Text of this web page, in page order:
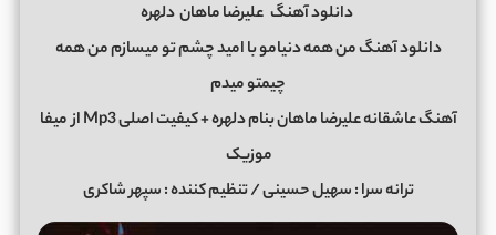
دانلود آهنگ علیرضا ماهاندلهره
دانلود آهنگ من همه دنیامو با امید چشم تو میسازم من همه
چیمتو میدم
آهنگ عاشقانه علیرضا ماهان بنام دلهره + کیفیت اصلی Mp3 از
میفا
موزیک
ترانه سرا : سهیل حسینی / تنظیم کننده : سپهر شاکری